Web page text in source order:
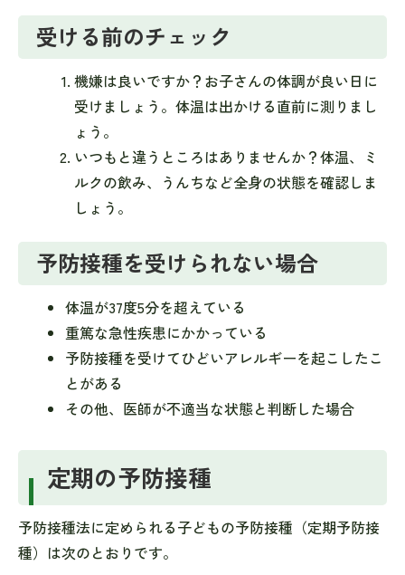
受ける前のチェック
機嫌は良いですか？お子さんの体調が良い日に
受けましょう。体温は出かける直前に測りまし
ょう。
いつもと違うところはありませんか？体温、ミ
ルクの飲み、うんちなど全身の状態を確認しま
しょう。
予防接種を受けられない場合
体温が37度5分を超えている
重篤な急性疾患にかかっている
予防接種を受けてひどいアレルギーを起こしたこ
とがある
その他、医師が不適当な状態と判断した場合
定期の予防接種
予防接種法に定められる子どもの予防接種（定期予防接
種）は次のとおりです。